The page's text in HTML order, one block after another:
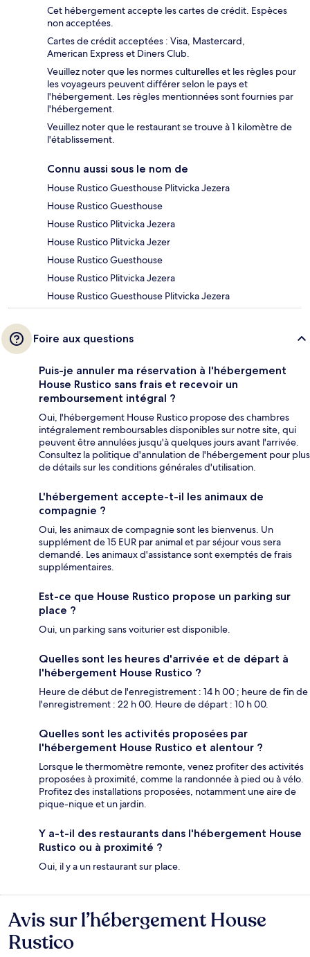
Cet hébergement accepte les cartes de crédit. Espèces
non acceptées.
Cartes de crédit acceptées : Visa, Mastercard,
American Express et Diners Club.
Veuillez noter que les normes culturelles et les règles pour
les voyageurs peuvent différer selon le pays et
l'hébergement. Les règles mentionnées sont fournies par
l'hébergement.
Veuillez noter que le restaurant se trouve à 1 kilomètre de
l'établissement.
Connu aussi sous le nom de
House Rustico Guesthouse Plitvicka Jezera
House Rustico Guesthouse
House Rustico Plitvicka Jezera
House Rustico Plitvicka Jezer
House Rustico Guesthouse
House Rustico Plitvicka Jezera
House Rustico Guesthouse Plitvicka Jezera
Foire aux questions
Puis-je annuler ma réservation à l'hébergement
House Rustico sans frais et recevoir un
remboursement intégral ?
Oui, l'hébergement House Rustico propose des chambres
intégralement remboursables disponibles sur notre site, qui
peuvent être annulées jusqu'à quelques jours avant l'arrivée.
Consultez la politique d'annulation de l'hébergement pour plus
de détails sur les conditions générales d'utilisation.
L'hébergement accepte-t-il les animaux de
compagnie ?
Oui, les animaux de compagnie sont les bienvenus. Un
supplément de 15 EUR par animal et par séjour vous sera
demandé. Les animaux d'assistance sont exemptés de frais
supplémentaires.
Est-ce que House Rustico propose un parking sur
place ?
Oui, un parking sans voiturier est disponible.
Quelles sont les heures d'arrivée et de départ à
l'hébergement House Rustico ?
Heure de début de l'enregistrement : 14 h 00 ; heure de fin de
l'enregistrement : 22 h 00. Heure de départ : 10 h 00.
Quelles sont les activités proposées par
l'hébergement House Rustico et alentour ?
Lorsque le thermomètre remonte, venez profiter des activités
proposées à proximité, comme la randonnée à pied ou à vélo.
Profitez des installations proposées, notamment une aire de
pique-nique et un jardin.
Y a-t-il des restaurants dans l'hébergement House
Rustico ou à proximité ?
Oui, il y a un restaurant sur place.
Avis
Avis sur l’hébergement House
Rustico